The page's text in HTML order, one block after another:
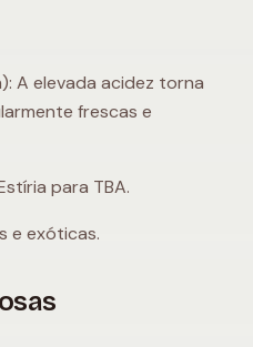
A elevada acidez torna
frescas e
para TBA.
e exóticas.